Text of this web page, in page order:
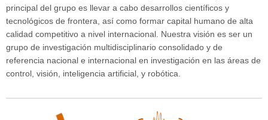
principal del grupo es llevar a cabo desarrollos científicos y
tecnológicos de frontera, así como formar capital humano de alta
calidad competitivo a nivel internacional. Nuestra visión es ser un
grupo de investigación multidisciplinario consolidado y de
referencia nacional e internacional en investigación en las áreas de
control, visión, inteligencia artificial, y robótica.